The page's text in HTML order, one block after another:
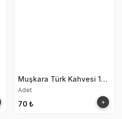
Muşkara Türk Kahvesi 100g
Adet
70 ₺ +